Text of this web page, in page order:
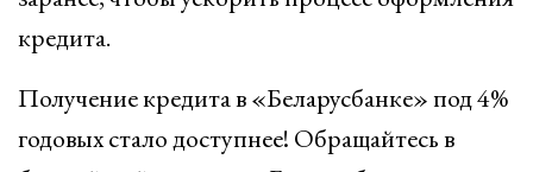
кредита.
Получение кредита в «Беларусбанке» под 4%
годовых стало доступнее! Обращайтесь в